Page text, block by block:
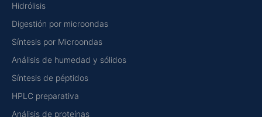
Hidrólisis
Digestión por microondas
Síntesis por Microondas
Análisis de humedad y sólidos
Síntesis de péptidos
HPLC preparativa
Análisis de proteínas